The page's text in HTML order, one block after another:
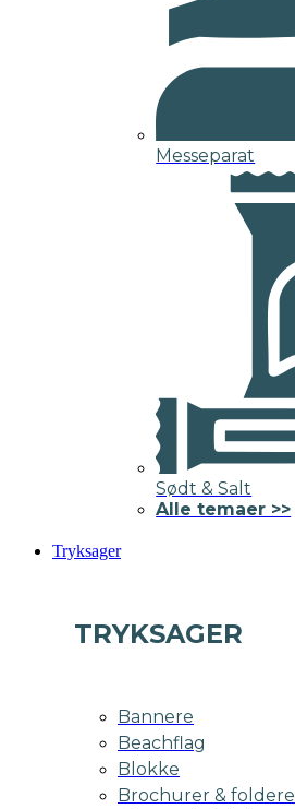
Messeparat
Sødt & Salt
Alle temaer >>
Tryksager
TRYKSAGER
Bannere
Beachflag
Blokke
Brochurer & foldere